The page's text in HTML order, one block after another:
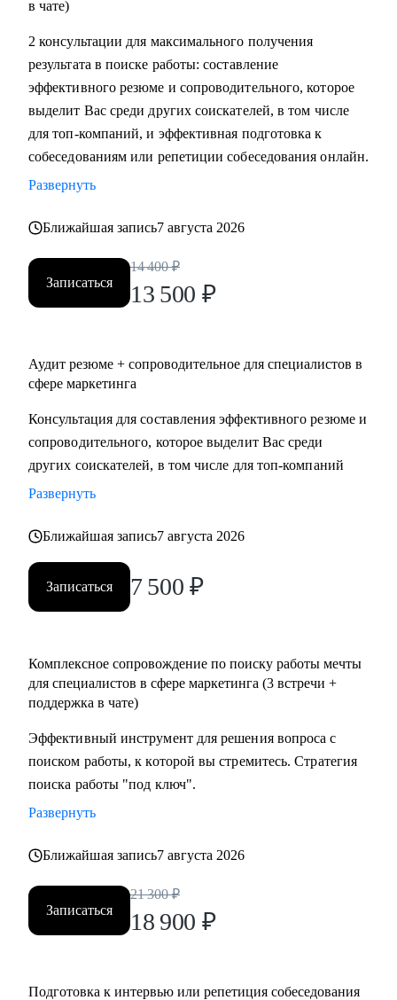
в чате)
2 консультации для максимального получения
результата в поиске работы: составление
эффективного резюме и сопроводительного, которое
выделит Вас среди других соискателей, в том числе
для топ-компаний, и эффективная подготовка к
собеседованиям или репетиции собеседования онлайн.
Развернуть
Ближайшая запись7 августа 2026
Записаться
14 400 ₽
13 500 ₽
Аудит резюме + сопроводительное для специалистов в
сфере маркетинга
Консультация для составления эффективного резюме и
сопроводительного, которое выделит Вас среди
других соискателей, в том числе для топ-компаний
Развернуть
Ближайшая запись7 августа 2026
Записаться 7 500 ₽
Комплексное сопровождение по поиску работы мечты
для специалистов в сфере маркетинга (3 встречи +
поддержка в чате)
Эффективный инструмент для решения вопроса с
поиском работы, к которой вы стремитесь. Стратегия
поиска работы "под ключ".
Развернуть
Ближайшая запись7 августа 2026
Записаться
21 300 ₽
18 900 ₽
Подготовка к интервью или репетиция собеседования